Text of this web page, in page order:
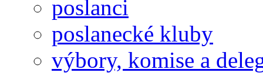
poslanci
poslanecké kluby
výbory, komise a